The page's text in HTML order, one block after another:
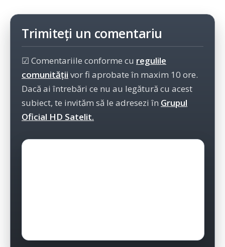
Trimiteți un comentariu
☑ Comentariile conforme cu regulile
comunității vor fi aprobate în maxim 10 ore.
Dacă ai întrebări ce nu au legătură cu acest
subiect, te invităm să le adresezi în Grupul
Oficial HD Satelit.